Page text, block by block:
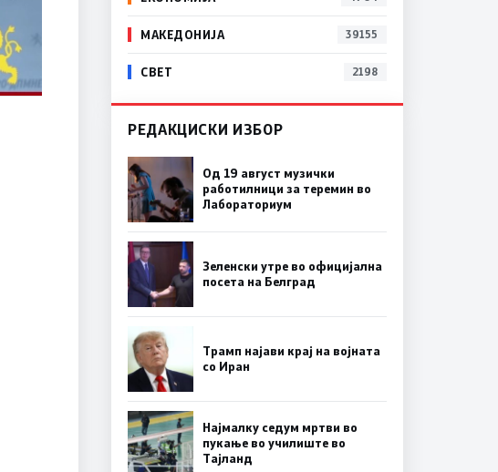
МАКЕДОНИЈА 39155
СВЕТ 2198
РЕДАКЦИСКИ ИЗБОР
Од 19 август музички
работилници за теремин во
Лабораториум
Зеленски утре во официјална
посета на Белград
Трамп најави крај на војната
со Иран
Најмалку седум мртви во
пукање во училиште во
Тајланд